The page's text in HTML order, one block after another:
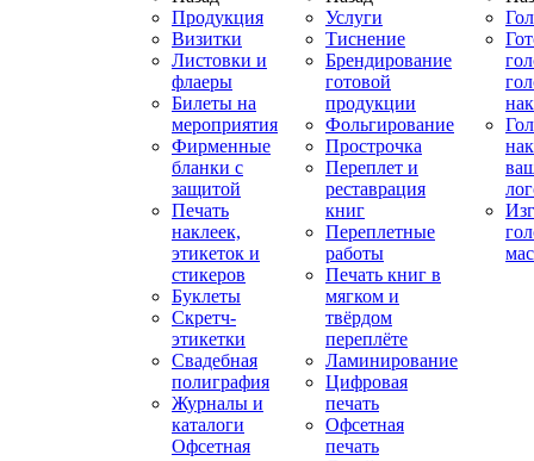
Продукция
Визитки
Листовки и
флаеры
Билеты на
мероприятия
Фирменные
бланки с
защитой
Печать
наклеек,
этикеток и
стикеров
Буклеты
Скретч-
этикетки
Свадебная
полиграфия
Журналы и
каталоги
Офсетная
Услуги
Тиснение
Брендирование
готовой
продукции
Фольгирование
Прострочка
Переплет и
реставрация
книг
Переплетные
работы
Печать книг в
мягком и
твёрдом
переплёте
Ламинирование
Цифровая
печать
Офсетная
печать